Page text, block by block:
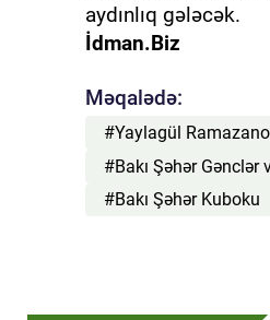
aydınlıq gələcək.
İdman.Biz
Məqalədə:
#Yaylagül
#Bakı Şəhər Gənclər
#Bakı Şəhər Kuboku